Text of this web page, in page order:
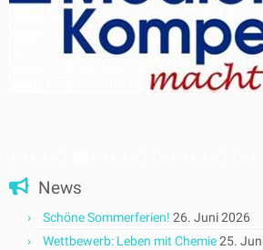
News
Schöne Sommerferien! 26. Juni 2026
Wettbewerb: Leben mit Chemie25.